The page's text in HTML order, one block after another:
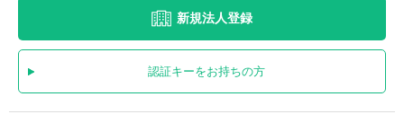
新規法人登録
認証キーをお持ちの方